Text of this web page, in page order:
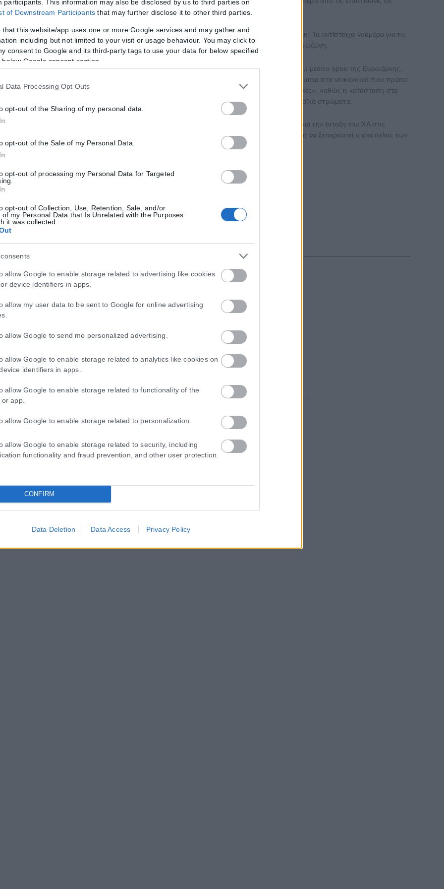
participants. This information may also be disclosed by us to third parties on
of Downstream Participants that may further disclose it to other third parties.
that this website/app uses one or more Google services and may gather and
including but not limited to your visit or usage behaviour. You may click to
consent to Google and its third-party tags to use your data for below specified
Google consent section.
Data Processing Opt Outs
opt-out of the Sharing of my personal data.
opt-out of the Sale of my Personal Data.
opt-out of processing my Personal Data for Targeted
opt-out of Collection, Use, Retention, Sale, and/or
of my Personal Data that Is Unrelated with the Purposes
it was collected.
allow Google to enable storage related to advertising like cookies
device identifiers in apps.
allow my user data to be sent to Google for online advertising
allow Google to send me personalized advertising.
allow Google to enable storage related to analytics like cookies on
identifiers in apps.
allow Google to enable storage related to functionality of the
app.
allow Google to enable storage related to personalization.
allow Google to enable storage related to security, including
functionality and fraud prevention, and other user protection.
CONFIRM
Data Deletion Data Access Privacy Policy
σε ΕΕ και ΗΠΑ. Στην Ελλάδα κυμάνθηκε στο 7,2% τον Δεκέμβριο και 7% τον Γενάρη. Τα αντίστοιχα νούμερα για τις
του 2021) και 9,2% και 8,5% (που είναι ο χαμηλότερος εδώ και 8 μήνες) για την Ευρωζώνη.
για τις δύο πλευρές του Ατλαντικού, ενώ ο πληθωρισμός στην Ελλάδα είναι χαμηλότερος του μέσου όρου της Ευρωζώνης,
χαμηλή, η χαμηλότερη της ΕΕ μετά τη Βουλγαρία και αυτό δημιουργεί επιπρόσθετα προβλήματα στα νοικοκυριά που πρέπει
και απότομες αυξήσεις που καθυστέρησαν αρκετά και μετά τις κυρώσεις έγιναν «υποχρεωτικές», καθώς η κατάσταση στο
δημιούργησαν πολλά προβλήματα σε νοικοκυριά και επιχειρήσεις, ειδικά στα μεσαία και λαϊκά στρώματα.
περισσότερων αγορών και προεξοφλεί και την αναβάθμιση της ελληνικής οικονομίας αλλά και την ένταξη του ΧΑ στις
των μεγάλων διεθνών funds σε χρηματιστήριο και πραγματική οικονομία, με την προϋπόθεση να ξεπεραστεί ο σκόπελος των
ακυβερνησία σε οποιαδήποτε χώρα.
Αναλυτών
επίκεντρο του ακήρυχτου πολέμου
ναυτιλία, έχει μετατραπεί πλέον η Μαύρη Θάλασσα, καθώς πλοία, πληρώματα, λιμάνια...
έως τις 14 Αυγούστου
από τις 10 έως 14 Αυγούστου, στο πλαίσιο των προγραμματισμένων καταβολών του...